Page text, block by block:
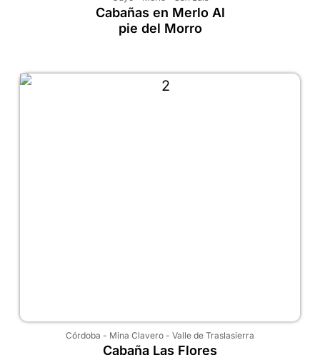
Cabañas en Merlo Al
pie del Morro
Córdoba - Mina Clavero - Valle de Traslasierra
Cabaña Las Flores